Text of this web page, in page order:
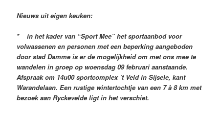
Nieuws uit eigen keuken:
* in het kader van “Sport Mee” het sportaanbod voor
volwassenen en personen met een beperking aangeboden
door stad Damme is er de mogelijkheid om met ons mee te
wandelen in groep op woensdag 09 februari aanstaande.
Afspraak om 14u00 sportcomplex ’t Veld in Sijsele, kant
Warandelaan. Een rustige wintertochtje van een 7 à 8 km met
bezoek aan Ryckevelde ligt in het verschiet.